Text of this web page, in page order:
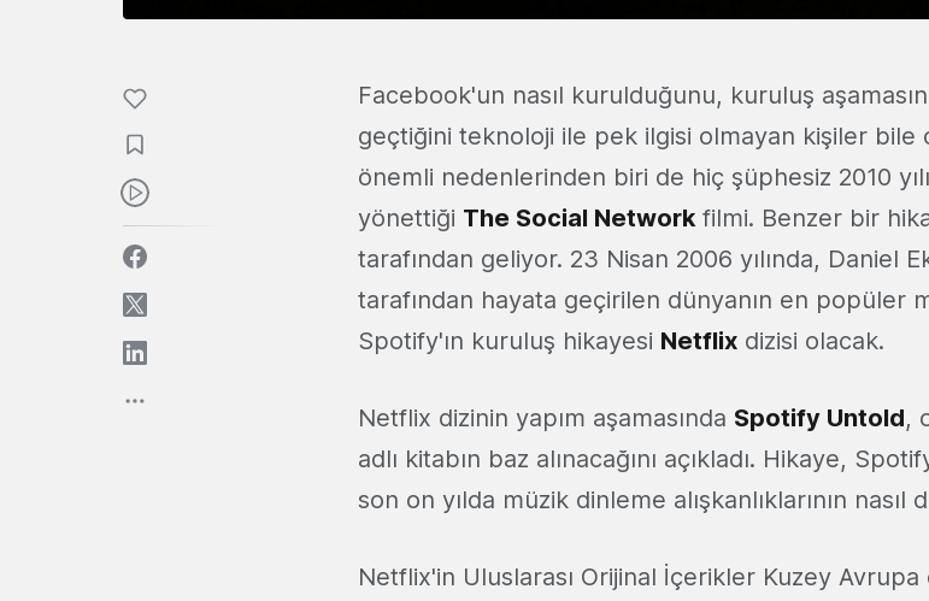
Facebook'un nasıl kurulduğunu, kuruluş
geçtiğini teknoloji ile pek ilgisi olmayan kişiler bile
önemli nedenlerinden biri de hiç şüphesiz 2010
yönettiği The Social Network filmi. Benzer bir
tarafından geliyor. 23 Nisan 2006 yılında, Daniel
tarafından hayata geçirilen dünyanın en popüler
Spotify'ın kuruluş hikayesi Netflix dizisi olacak.
Netflix dizinin yapım aşamasında Spotify Untold,
adlı kitabın baz alınacağını açıkladı. Hikaye,
son on yılda müzik dinleme alışkanlıklarının
Netflix'in Uluslarası Orijinal İçerikler Kuzey